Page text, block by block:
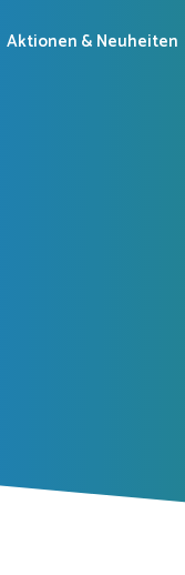
Aktionen & Neuheiten